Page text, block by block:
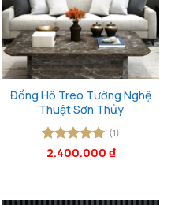
Đồng Hồ Treo Tường Nghệ
Thuật Sơn Thủy
Được xếp
(1)
2.400.000 ₫